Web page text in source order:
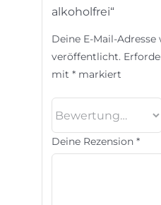
alkoholfrei“
Deine E-Mail-
veröffentlicht.
mit* markiert
Deine Rezension*